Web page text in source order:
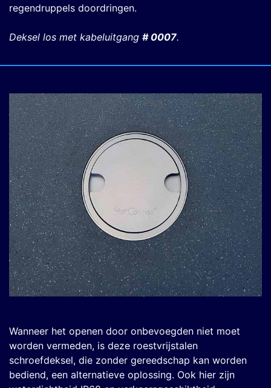
regendruppels doordringen.
Deksel los met kabeluitgang # 0007.
Wanneer het openen door onbevoegden niet moet
worden vermeden, is deze roestvrijstalen
schroefdeksel, die zonder gereedschap kan worden
bediend, een alternatieve oplossing. Ook hier zijn